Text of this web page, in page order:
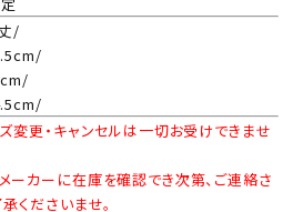
/
変更・キャンセルは一切お受けできませ
カーに在庫を確認でき次第、ご連絡さ
くださいませ。